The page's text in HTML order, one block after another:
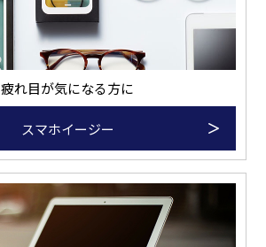
疲れ目が気になる方に
スマホイージー